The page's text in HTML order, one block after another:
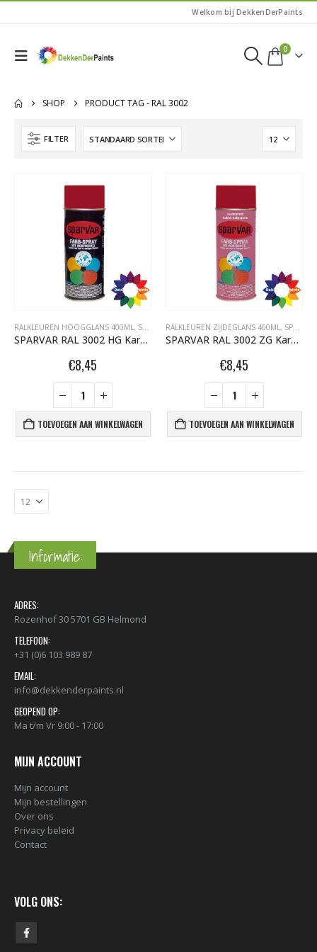
Welkom bij DekkenDerPaints
0
SHOP PRODUCT TAG -RAL 3002
FILTER
RALKLEUREN HOOGGLANS 400ML, SPARVAR GRAFFITI SPUITBUSSEN
SPARVAR RAL 3002 HG Karmijnrood
€8,45
TOEVOEGEN AAN WINKELWAGEN
RALKLEUREN ZIJDEGLANS 400ML, SPARVAR GRAFFITI SPUITBUSSEN
SPARVAR RAL 3002 ZG Karmijnrood
€8,45
TOEVOEGEN AAN WINKELWAGEN
Informatie:
ADRES:
Rozenhof 30 5701 GB Helmond
TELEFOON:
+31 (0)6 103 989 87
EMAIL:
info@dekkenderpaints.nl
GEOPEND OP:
Ma t/m Vr 9:00 - 17:00
MIJN ACCOUNT
Mijn account
Mijn bestellingen
Over ons
Privacy beleid
Contact
VOLG ONS: